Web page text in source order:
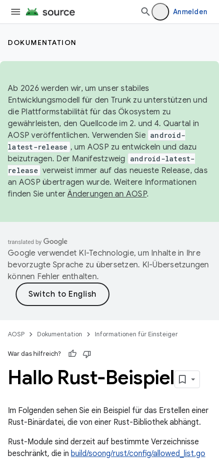
Anmelden
DOKUMENTATION
Ab 2026 werden wir, um unser stabiles
Entwicklungsmodell für den Trunk zu unterstützen und
die Plattformstabilität für das Ökosystem zu
gewährleisten, den Quellcode im 2. und 4. Quartal in
AOSP veröffentlichen. Verwenden Sie android-
latest-release , um AOSP zu entwickeln und dazu
beizutragen. Der Manifestzweig
android-latest-
release verweist immer auf das neueste Release, das
an AOSP übertragen wurde. Weitere Informationen
finden Sie unterÄnderungen an AOSP.
Google verwendet KI-Technologie, um Inhalte in Ihre
bevorzugte Sprache zu übersetzen. KI-Übersetzungen
können Fehler enthalten.
AOSP Dokumentation Informationen für Einsteiger
War das hilfreich?
Hallo Rust-Beispiel
Im Folgenden sehen Sie ein Beispiel für das Erstellen einer
Rust-Binärdatei, die von einer Rust-Bibliothek abhängt.
Rust-Module sind derzeit auf bestimmte Verzeichnisse
beschränkt, die in build/soong/rust/config/allowed_list.go